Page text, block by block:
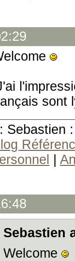
sont
Sebastien
Sebastien
Welcome